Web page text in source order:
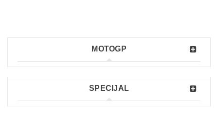
MOTOGP
SPECIJAL